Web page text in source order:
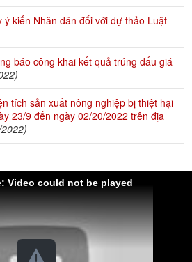
ý kiến Nhân dân đối với dự thảo Luật
báo công khai kết quả trúng đấu giá
tích sản xuất nông nghiệp bị thiệt hại
23/9 đến ngày 02/20/2022 trên địa
Video could not be played